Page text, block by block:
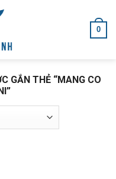
0
GẮN THẺ “MANG CO